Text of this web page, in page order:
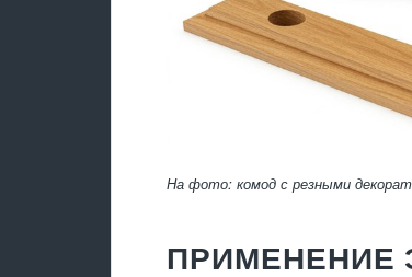
На фото: комод с резными
ПРИМЕНЕНИЕ